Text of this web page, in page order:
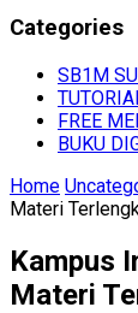
Categories
SB1M
FREE
BUKU
Home
Materi
Kampus
Materi